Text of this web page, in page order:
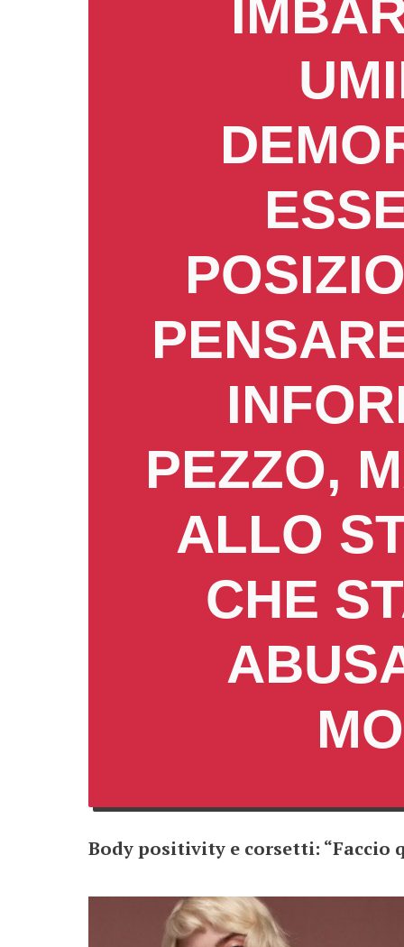
PEZZO,
ALLO
CHE
Body positivity e corsetti: “Faccio